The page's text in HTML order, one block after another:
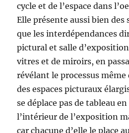
cycle et de l’espace dans
Elle présente aussi bien
que les interdépendances
pictural et salle
vitres et de miroirs, en
révélant le processus
des espaces picturaux
se déplace pas de tableau
l’intérieur de l’exposition
car chacune d’elle le place